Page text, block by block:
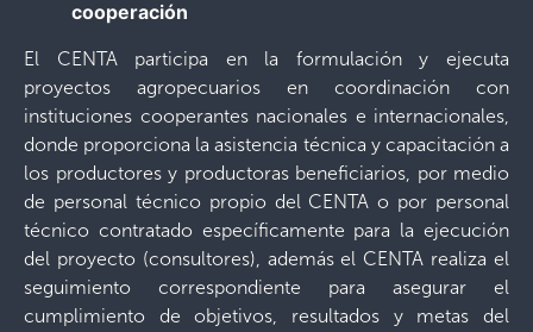
cooperación
El CENTA participa en la formulación y ejecuta
proyectos agropecuarios en coordinación con
instituciones cooperantes nacionales e internacionales,
donde proporciona la asistencia técnica y capacitación a
los productores y productoras beneficiarios, por medio
de personal técnico propio del CENTA o por personal
técnico contratado específicamente para la ejecución
del proyecto (consultores), además el CENTA realiza el
seguimiento correspondiente para asegurar el
cumplimiento de objetivos, resultados y metas del